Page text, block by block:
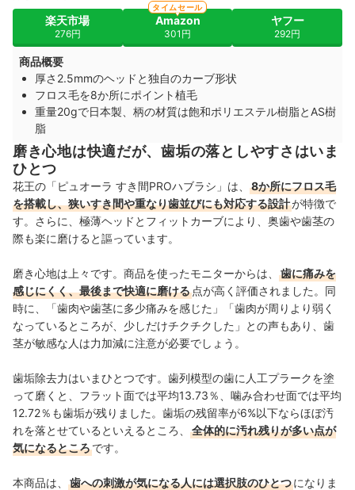
楽天市場
276円
Amazon
301円
タイムセール
ヤフー
292円
商品概要
厚さ2.5mmのヘッドと独自のカーブ形状
フロス毛を8か所にポイント植毛
重量20gで日本製、柄の材質は飽和ポリエステル樹脂とAS樹
脂
磨き心地は快適だが、歯垢の落としやすさはいま
ひとつ
花王の「ピュオーラ すき間PROハブラシ」は、
8か所にフロス毛
を搭載し、狭いすき間や重なり歯並びにも対応する設計が特徴で
す。さらに、極薄ヘッドとフィットカーブにより、奥歯や歯茎の
際も楽に磨けると謳っています。
磨き心地は上々です。商品を使ったモニターからは、
歯に痛みを
感じにくく、最後まで快適に磨ける 点が高く評価されました。同
時に、「歯肉や歯茎に多少痛みを感じた」「歯肉が周りより弱く
なっているところが、少しだけチクチクした」との声もあり、歯
茎が敏感な人は力加減に注意が必要でしょう。
歯垢除去力はいまひとつです。歯列模型の歯に人工プラークを塗
って磨くと、フラット面では平均13.73％、噛み合わせ面では平均
12.72％も歯垢が残りました。歯垢の残留率が6%以下ならほぼ汚
れを落とせているといえるところ、
全体的に汚れ残りが多い点が
気になるところです。
本商品は、 歯への刺激が気になる人には選択肢のひとつになりま